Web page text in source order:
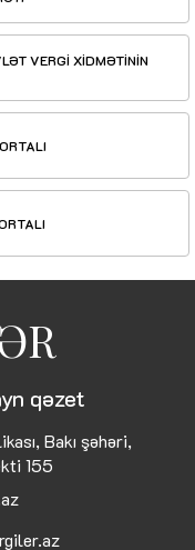
VERGİ XİDMƏTİNİN
qəzet
Bakı şəhəri,
155